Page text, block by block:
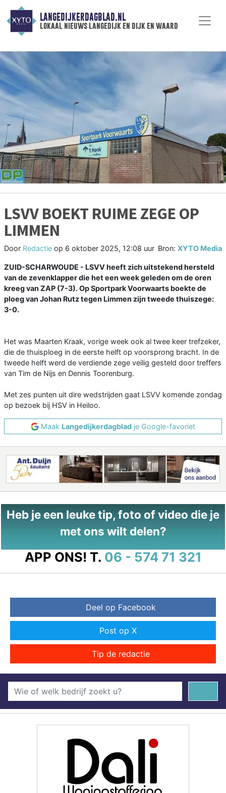
LANGEDIJKERDAGBLAD.NL
lokaal nieuws langedijk en dijk en waard
LSVV BOEKT RUIME ZEGE OP
LIMMEN
Door Redactie op 6 oktober 2025, 12:08 uur Bron: XYTO Media
ZUID-SCHARWOUDE - LSVV heeft zich uitstekend hersteld
van de zevenklapper die het een week geleden om de oren
kreeg van ZAP (7-3). Op Sportpark Voorwaarts boekte de
ploeg van Johan Rutz tegen Limmen zijn tweede thuiszege:
3-0.
Het was Maarten Kraak, vorige week ook al twee keer trefzeker,
die de thuisploeg in de eerste helft op voorsprong bracht. In de
tweede helft werd de verdiende zege veilig gesteld door treffers
van Tim de Nijs en Dennis Toorenburg.
Met zes punten uit dire wedstrijden gaat LSVV komende zondag
op bezoek bij HSV in Heiloo.
Maak Langedijkerdagblad je Google-favoriet
Heb je een leuke tip, foto of video die je
met ons wilt delen?
APP ONS! T. 06 - 574 71 321
Deel op Facebook
Post op X
Tip de redactie